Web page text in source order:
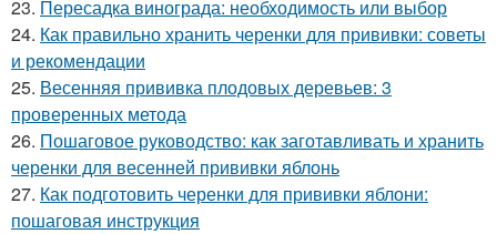
23. Пересадка винограда: необходимость или выбор
24. Как правильно хранить черенки для прививки: советы
и рекомендации
25. Весенняя прививка плодовых деревьев: 3
проверенных метода
26. Пошаговое руководство: как заготавливать и хранить
черенки для весенней прививки яблонь
27. Как подготовить черенки для прививки яблони:
пошаговая инструкция